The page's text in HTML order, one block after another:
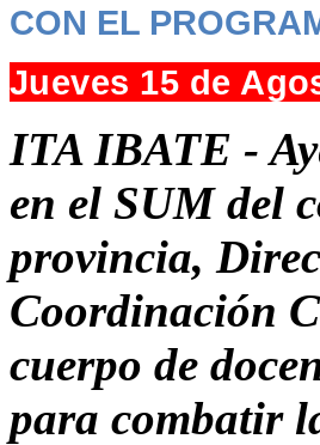
CON EL
Jueves 15 de
ITA IBATE -
en el SUM del
provincia,
Coordinación
cuerpo de
para combatir